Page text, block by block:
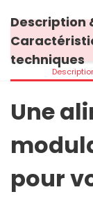
Description
techniques
Une
pour